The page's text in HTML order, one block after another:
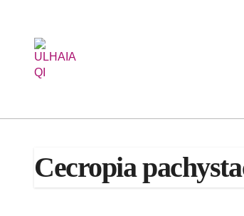
contenido
Cecropia